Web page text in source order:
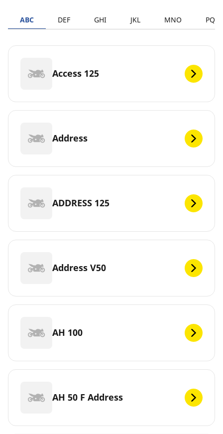
ABC DEF GHI JKL MNO PQRS
Access 125
Address
ADDRESS 125
Address V50
AH 100
AH 50 F Address